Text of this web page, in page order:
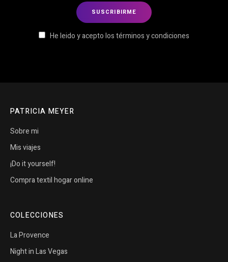
He leido y acepto los términos y condiciones
PATRICIA MEYER
Sobre mi
Mis viajes
¡Do it yourself!
Compra textil hogar online
COLECCIONES
La Provence
Night in Las Vegas